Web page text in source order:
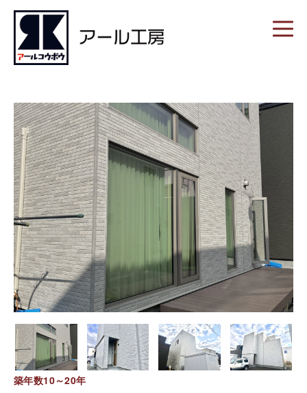
築年数10～20年